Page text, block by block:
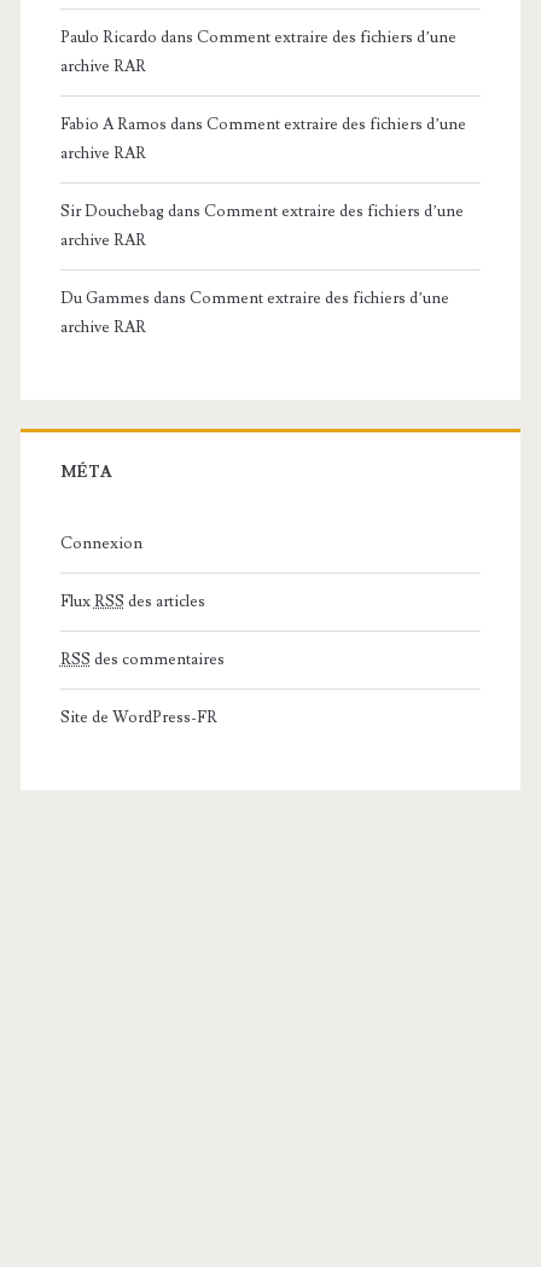
Paulo Ricardo dans Comment extraire des fichiers d’une
archive RAR
Fabio A Ramos dans Comment extraire des fichiers d’une
archive RAR
Sir Douchebagdans Comment extraire des fichiers d’une
archive RAR
Du Gammes dans Comment extraire des fichiers d’une
archive RAR
MÉTA
Connexion
FluxRSS des articles
RSS des commentaires
Site de WordPress-FR